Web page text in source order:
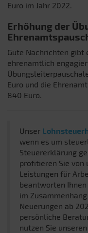
Euro im Jahr 2022.
Erhöhung der
Gute Nachrichten gibt
ehrenamtlich
Euro und die
840 Euro.
Unser
wenn es um
Steuererklärung
profitieren Sie von
Leistungen für
beantworten
im
Neuerungen ab
persönliche
nutzen Sie unseren